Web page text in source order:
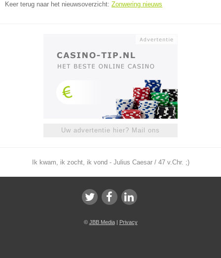
Keer terug naar het nieuwsoverzicht: Zonwering nieuws
Uw advertentie hier? Mail ons
Ik kwam, ik zocht, ik vond - Julius Caesar / 47 v.Chr. ;)
© JBB Media| Privacy